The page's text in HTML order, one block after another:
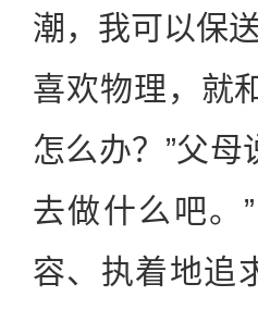
潮，我可以保
喜欢物理，就
怎么办？”父
去做什么吧。
容、执着地追